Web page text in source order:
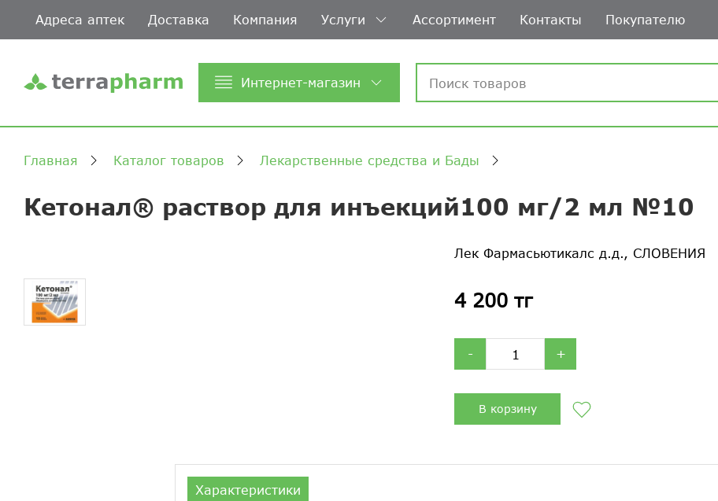
Адреса аптек Доставка Компания Услуги Ассортимент Контакты Покупателю
Интернет-магазин
Главная Каталог товаров Лекарственные средства и Бады
Кетонал® раствор для инъекций100 мг/2 мл №10
Лек Фармасьютикалс д.д., СЛОВЕНИЯ
4 200 тг
- +
В корзину
Характеристики